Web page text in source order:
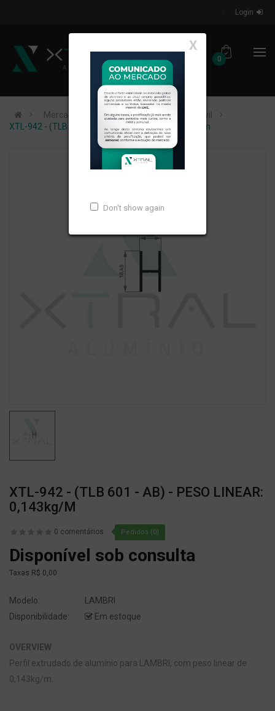
Login
0
X
Don't show again
Mercados de Atuação
Construção Civil
XTL-942 - (TLB 601 - AB) - PESO LINEAR: 0,143kg/m
XTL-942 - (TLB 601 - AB) - PESO LINEAR:
0,143kg/m
0 comentários Pedidos (0)
Disponível sob consulta
Taxas R$ 0,00
Modelo:
LAMBRI
Disponibilidade:
Em estoque
OVERVIEW
Perfil extrudado de alumínio para LAMBRI, com peso linear de
0,143kg/m.